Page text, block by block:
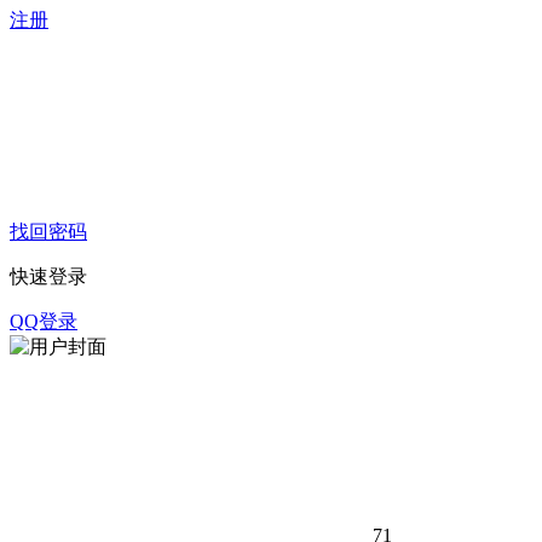
注册
找回密码
快速登录
QQ登录
71